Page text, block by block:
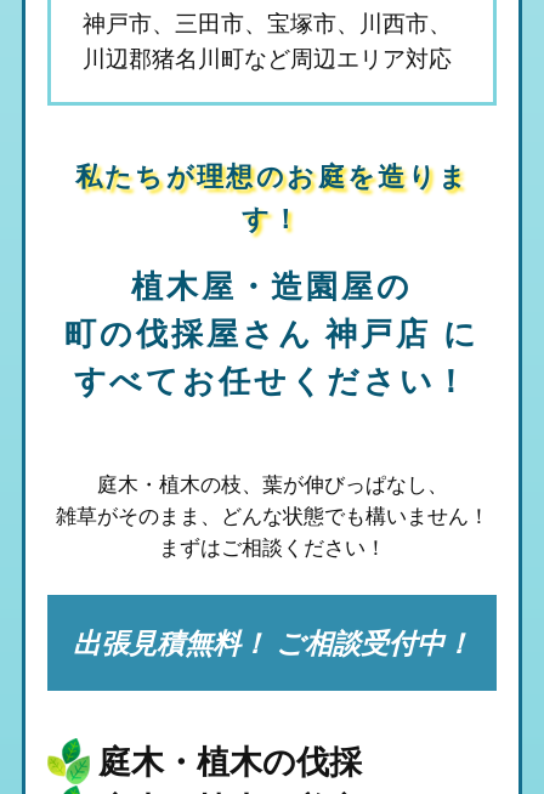
神戸市、三田市、宝塚市、川西市、
川辺郡猪名川町など周辺エリア対応
私たちが理想のお庭を造りま
す！
植木屋・造園屋の
町の伐採屋さん 神戸店 に
すべてお任せください！
庭木・植木の枝、葉が伸びっぱなし、
雑草がそのまま、 どんな状態でも構いません！
まずはご相談ください！
出張見積無料！ ご相談受付中！
庭木・植木の伐採